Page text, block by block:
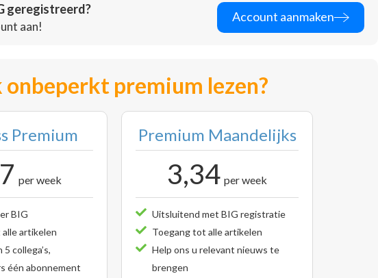
geregistreerd?
aan!
Account aanmaken
onbeperkt premium lezen?
Premium
per week
BIG
artikelen
collega’s,
één abonnement
Premium Maandelijks
3,34 per week
Uitsluitend met BIG registratie
Toegang tot alle artikelen
Help ons u relevant nieuws te
brengen